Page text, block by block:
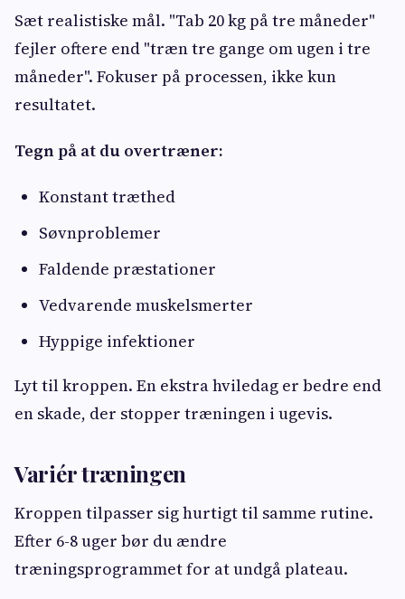
Sæt realistiske mål. "Tab 20 kg på tre måneder"
fejler oftere end "træn tre gange om ugen i tre
måneder". Fokuser på processen, ikke kun
resultatet.
Tegn på at du overtræner:
Konstant træthed
Søvnproblemer
Faldende præstationer
Vedvarende muskelsmerter
Hyppige infektioner
Lyt til kroppen. En ekstra hviledag er bedre end
en skade, der stopper træningen i ugevis.
Variér træningen
Kroppen tilpasser sig hurtigt til samme rutine.
Efter 6-8 uger bør du ændre
træningsprogrammet for at undgå plateau.